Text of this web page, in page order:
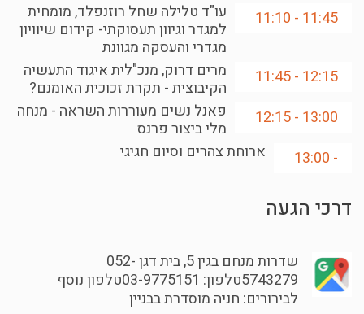
11:45 - 11:10
עו"ד טלילה שחל רוזנפלד, מומחית
למגדר וגיוון תעסוקתי- קידום שיוויון
מגדרי והעסקה מגוונת
12:15 - 11:45
מרים דרוק, מנכ"לית איגוד התעשיה
הקיבוצית - תקרת זכוכית האומנם?
13:00 - 12:15
פאנל נשים מעוררות השראה - מנחה
מלי ביצור פרנס
- 13:00
ארוחת צהרים וסיום חגיגי
דרכי הגעה
שדרות מנחם בגין 5, בית דגן
052-
5743279טלפון: 03-9775151טלפון נוסף
לבירורים: חניה מוסדרת בבניין